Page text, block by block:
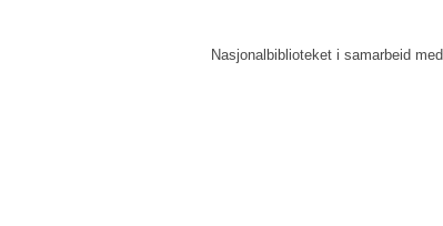
Nasjonalbiblioteket i samarbeid med